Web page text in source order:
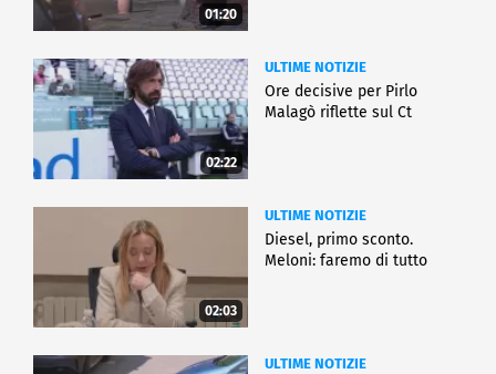
01:20
02:22
ULTIME NOTIZIE
Ore decisive per Pirlo
Malagò riflette sul Ct
02:03
ULTIME NOTIZIE
Diesel, primo sconto.
Meloni: faremo di tutto
ULTIME NOTIZIE